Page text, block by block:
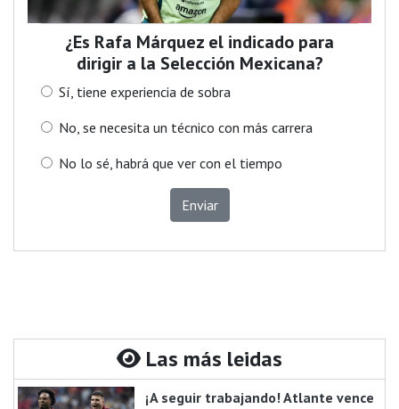
¿Es Rafa Márquez el indicado para
dirigir a la Selección Mexicana?
Sí, tiene experiencia de sobra
No, se necesita un técnico con más carrera
No lo sé, habrá que ver con el tiempo
Enviar
Las más leidas
¡A seguir trabajando! Atlante vence